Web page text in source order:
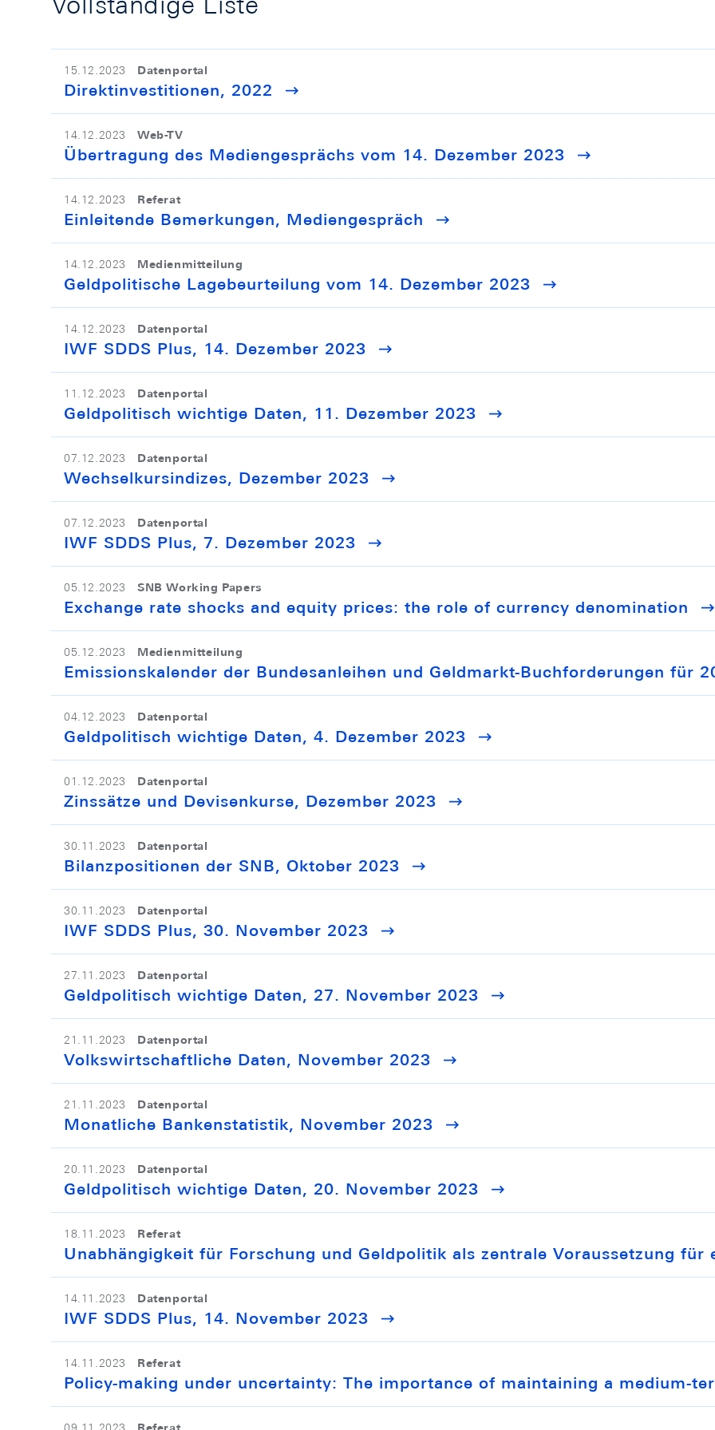
15.12.2023 Datenportal
Direktinvestitionen, 2022
14.12.2023 Web-TV
Übertragung des Mediengesprächs vom 14. Dezember 2023
14.12.2023 Referat
Einleitende Bemerkungen, Mediengespräch
14.12.2023 Medienmitteilung
Geldpolitische Lagebeurteilung vom 14. Dezember 2023
14.12.2023 Datenportal
IWF SDDS Plus, 14. Dezember 2023
11.12.2023 Datenportal
Geldpolitisch wichtige Daten, 11. Dezember 2023
07.12.2023 Datenportal
Wechselkursindizes, Dezember 2023
07.12.2023 Datenportal
IWF SDDS Plus, 7. Dezember 2023
05.12.2023 SNB Working Papers
Exchange rate shocks and equity prices: the role of currency denomination
05.12.2023 Medienmitteilung
Emissionskalender der Bundesanleihen und Geldmarkt-Buchforderungen für
04.12.2023 Datenportal
Geldpolitisch wichtige Daten, 4. Dezember 2023
01.12.2023 Datenportal
Zinssätze und Devisenkurse, Dezember 2023
30.11.2023 Datenportal
Bilanzpositionen der SNB, Oktober 2023
30.11.2023 Datenportal
IWF SDDS Plus, 30. November 2023
27.11.2023 Datenportal
Geldpolitisch wichtige Daten, 27. November 2023
21.11.2023 Datenportal
Volkswirtschaftliche Daten, November 2023
21.11.2023 Datenportal
Monatliche Bankenstatistik, November 2023
20.11.2023 Datenportal
Geldpolitisch wichtige Daten, 20. November 2023
18.11.2023 Referat
Unabhängigkeit für Forschung und Geldpolitik als zentrale Voraussetzung für
14.11.2023 Datenportal
IWF SDDS Plus, 14. November 2023
14.11.2023 Referat
Policy-making under uncertainty: The importance of maintaining a medium-
09.11.2023